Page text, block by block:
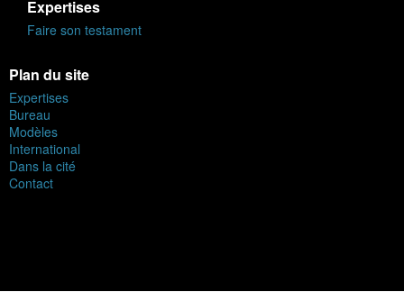
Expertises
Faire son testament
Plan du site
Expertises
Bureau
Modèles
International
Dans la cité
Contact